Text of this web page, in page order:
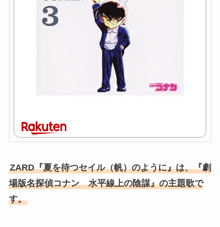
ZARD『夏を待つセイル（帆）のように』は、『劇
場版名探偵コナン 水平線上の陰謀』の主題歌で
す。